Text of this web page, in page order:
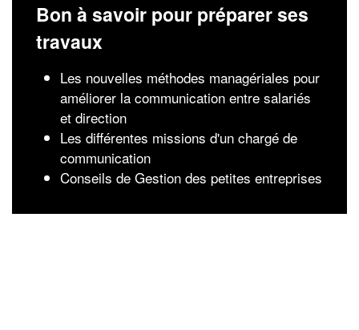
Bon à savoir pour préparer ses
travaux
Les nouvelles méthodes managériales pour
améliorer la communication entre salariés
et direction
Les différentes missions d'un chargé de
communication
Conseils de Gestion des petites entreprises